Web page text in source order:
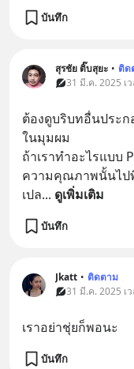
บันทึก
สุรชัย ติ๊บสุยะ • ติด
31 มี.ค. 2025 เ
ต้องดูบริบทอื่นประก
ในมุมผม
ถ้าเราทำอะไรแบบ
ความคุณภาพนั้นไป
เปล... ดูเพิ่มเติม
บันทึก
Jkatt • ติดตาม
31 มี.ค. 2025 เ
เราอย่าชุ่ยก็พอนะ
บันทึก